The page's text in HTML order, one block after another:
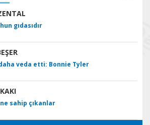
gıdasıdır
veda etti: Bonnie Tyler
sahip çıkanlar